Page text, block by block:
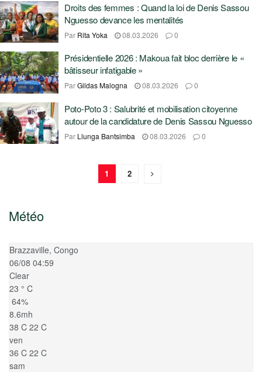
Droits des femmes : Quand la loi de Denis Sassou
Nguesso devance les mentalités
Par Rita Yoka 08.03.2026 0
Présidentielle 2026 : Makoua fait bloc derrière le «
bâtisseur infatigable »
ParGildas Malogna 08.03.2026 0
Poto-Poto 3 : Salubrité et mobilisation citoyenne
autour de la candidature de Denis Sassou Nguesso
Par Llunga Bantsimba 08.03.2026 0
1 2
Météo
Brazzaville, Congo
06/08 04:59
Clear
23 ° C
64%
8.6mh
38 C 22 C
ven
36 C 22 C
sam